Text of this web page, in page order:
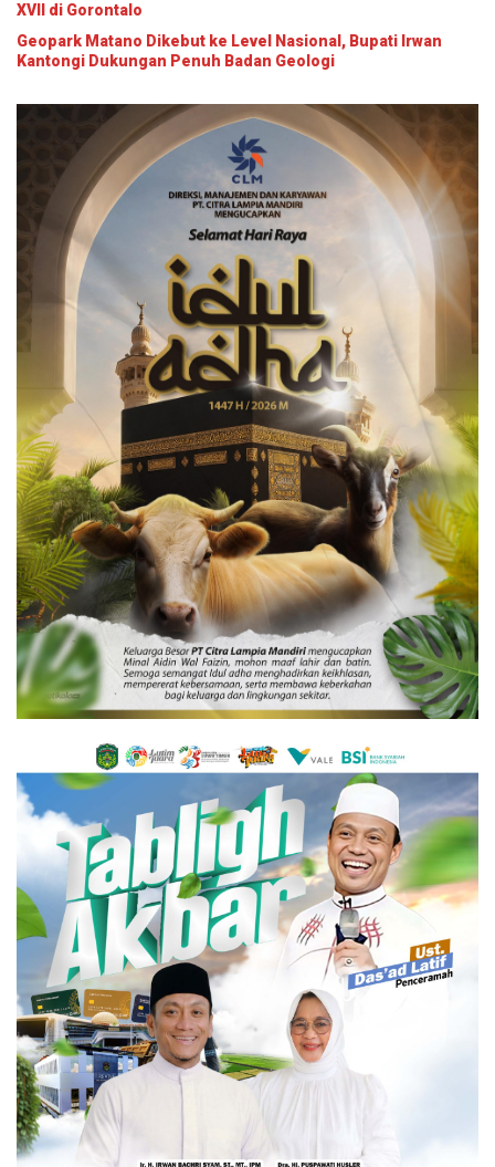
XVII di Gorontalo
Geopark Matano Dikebut ke Level Nasional, Bupati Irwan
Kantongi Dukungan Penuh Badan Geologi